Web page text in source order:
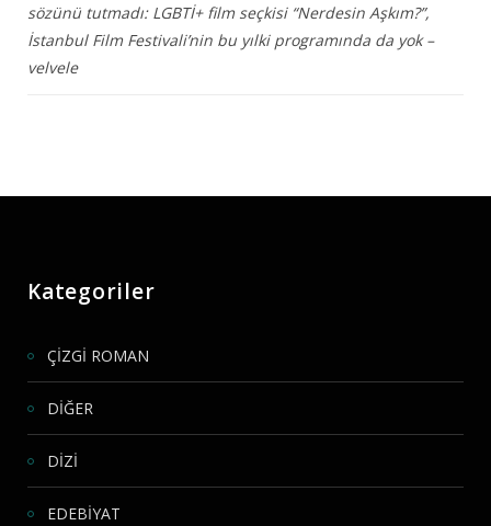
sözünü tutmadı: LGBTİ+ film seçkisi “Nerdesin Aşkım?”,
İstanbul Film Festivali’nin bu yılki programında da yok –
velvele
Kategoriler
ÇİZGİ ROMAN
DİĞER
DİZİ
EDEBİYAT